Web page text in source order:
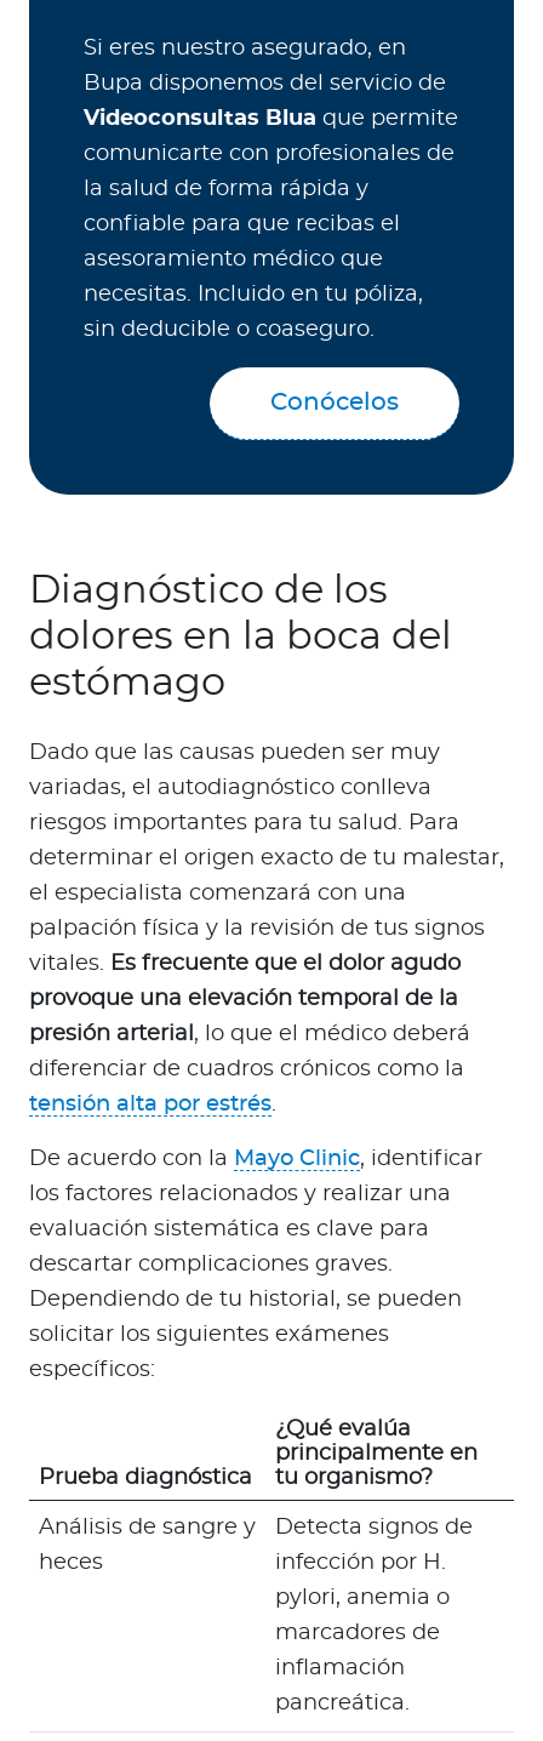
Si eres nuestro asegurado, en
Bupa disponemos del servicio de
Videoconsultas Blua que permite
comunicarte con profesionales de
la salud de forma rápida y
confiable para que recibas el
asesoramiento médico que
necesitas. Incluido en tu póliza,
sin deducible o coaseguro.
Conócelos
Diagnóstico de los
dolores en la boca del
estómago
Dado que las causas pueden ser muy
variadas, el autodiagnóstico conlleva
riesgos importantes para tu salud. Para
determinar el origen exacto de tu malestar,
el especialista comenzará con una
palpación física y la revisión de tus signos
vitales. Es frecuente que el dolor agudo
provoque una elevación temporal de la
presión arterial , lo que el médico deberá
diferenciar de cuadros crónicos como la
tensión alta por estrés.
De acuerdo con la Mayo Clinic, identificar
los factores relacionados y realizar una
evaluación sistemática es clave para
descartar complicaciones graves.
Dependiendo de tu historial, se pueden
solicitar los siguientes exámenes
específicos:
Prueba diagnóstica
¿Qué evalúa
principalmente en
tu organismo?
Análisis de sangre y
heces
Detecta signos de
infección por H.
pylori, anemia o
marcadores de
inflamación
pancreática.